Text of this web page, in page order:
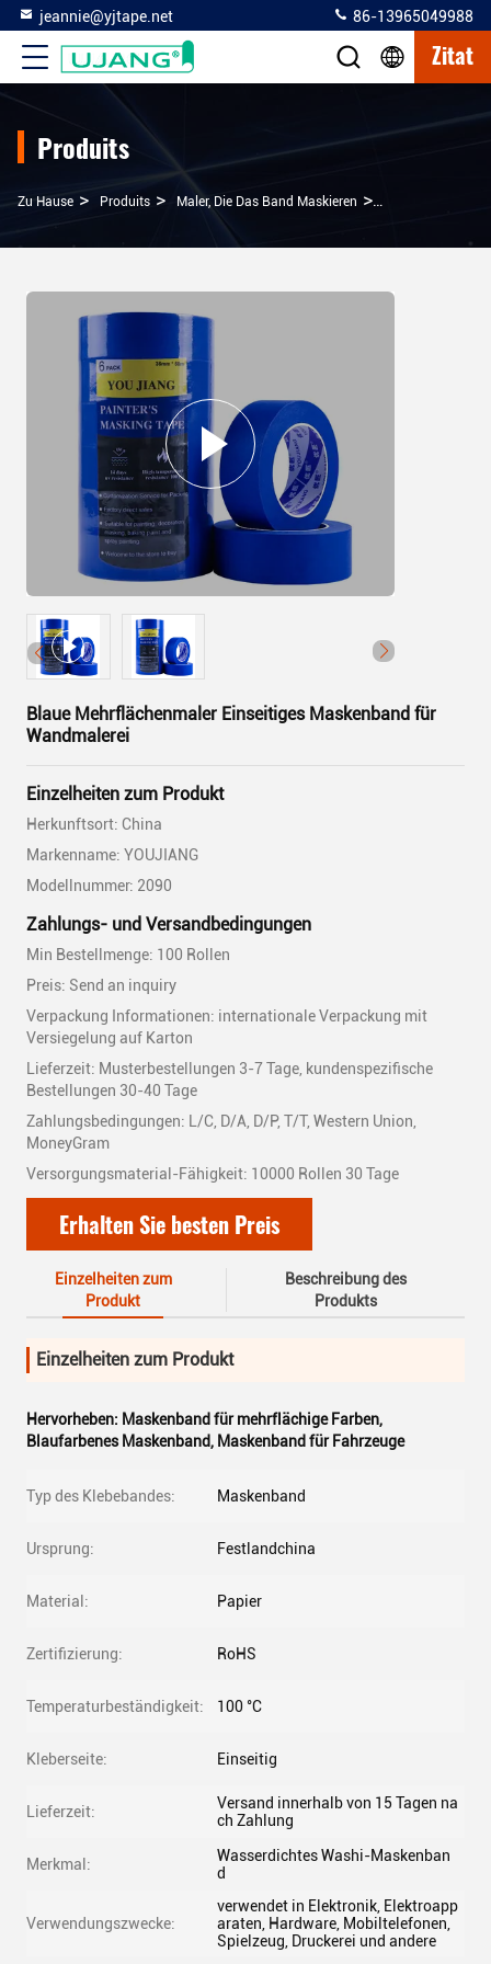
jeannie@yjtape.net 86-13965049988
Zitat
Produits
Zu Hause > Produits > Maler, Die Das Band Maskieren >
Blaue Mehrflächenmaler Einseitiges Maskenband für
Wandmalerei
Einzelheiten zum Produkt
Herkunftsort: China
Markenname: YOUJIANG
Modellnummer: 2090
Zahlungs- und Versandbedingungen
Min Bestellmenge: 100 Rollen
Preis: Send an inquiry
Verpackung Informationen: internationale Verpackung mit
Versiegelung auf Karton
Lieferzeit: Musterbestellungen 3-7 Tage, kundenspezifische
Bestellungen 30-40 Tage
Zahlungsbedingungen: L/C, D/A, D/P, T/T, Western Union,
MoneyGram
Versorgungsmaterial-Fähigkeit: 10000 Rollen 30 Tage
Erhalten Sie besten Preis
Einzelheiten zum
Produkt
Beschreibung des
Produkts
Einzelheiten zum Produkt
Hervorheben: Maskenband für mehrflächige Farben,
Blaufarbenes Maskenband, Maskenband für Fahrzeuge
Typ des Klebebandes: Maskenband
Ursprung: Festlandchina
Material: Papier
Zertifizierung: RoHS
Temperaturbeständigkeit: 100 °C
Kleberseite: Einseitig
Lieferzeit:
Versand innerhalb von 15 Tagen na
ch Zahlung
Merkmal:
Wasserdichtes Washi-Maskenban
d
Verwendungszwecke:
verwendet in Elektronik, Elektroapp
araten, Hardware, Mobiltelefonen,
Spielzeug, Druckerei und andere